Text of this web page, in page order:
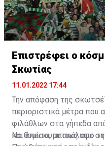
Επιστρέφει ο
Σκωτίας
11.01.2022 17:44
Την απόφαση της
περιοριστικά μέτρα που
φιλάθλων στα γήπεδα
και έπειτα, αποκάλυψε
Να θυμίσουμε πως από